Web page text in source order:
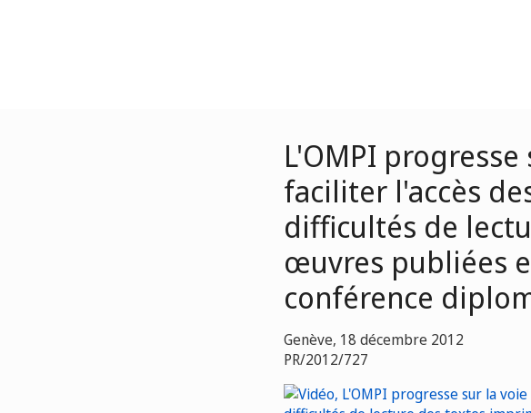
L'OMPI
faciliter l'accès
difficultés de
œuvres publiées
conférence
Genève, 18 décembre 2012
PR/2012/727